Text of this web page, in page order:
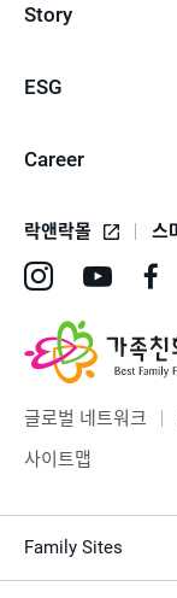
Story
ESG
Career
락앤락몰 스
스
타
램
바
로
가
브
로
기
글로벌 네트워크
사이트맵
Family Sites